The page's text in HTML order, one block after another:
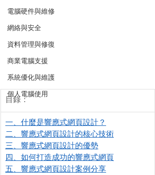
電腦硬件與維修
網絡與安全
資料管理與修復
商業電腦支援
系統優化與維護
個人電腦使用
目錄：
一、什麼是響應式網頁設計？
二、響應式網頁設計的核心技術
三、響應式網頁設計的優勢
四、如何打造成功的響應式網頁
五、響應式網頁設計案例分享